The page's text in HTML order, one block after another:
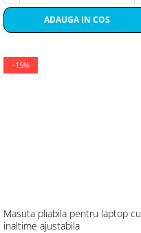
ADAUGA IN COS
-15%
Masuta pliabila pentru laptop cu
inaltime ajustabila